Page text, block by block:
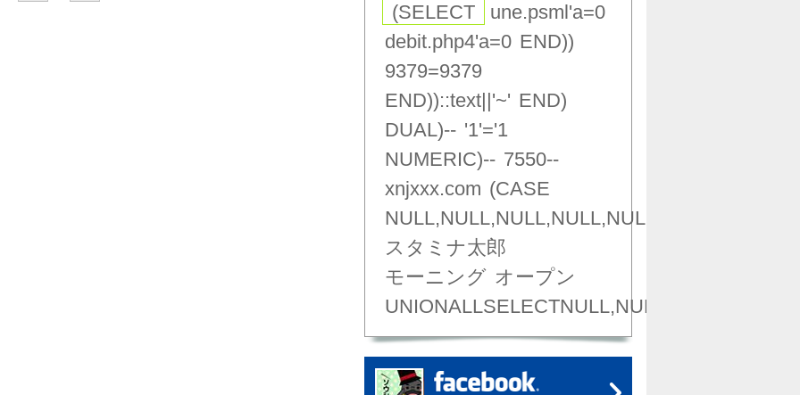
(SELECT
une.psml'a=0
debit.php4'a=0 END))
9379=9379
END))::text||'~' END)
DUAL)-- '1'='1
NUMERIC)-- 7550--
xnjxxx.com (CASE
スタミナ太郎
モーニング オープン